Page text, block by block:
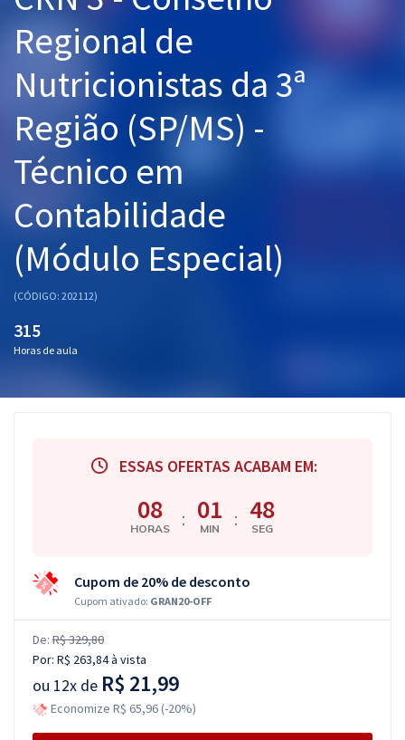
Graduação
Mentorias
Questões grátis
Conteúdo gratuito
Blog
Aprovados
Atendimento
Regional de
Nutricionistas da 3ª
Região (SP/MS) -
Técnico em
Contabilidade
(Módulo Especial)
(CÓDIGO: 202112)
315
Horas de aula
ESSAS OFERTAS ACABAM EM:
08
HORAS : 01
MIN : 47
SEG
Cupom de 20% de desconto
Cupom ativado: GRAN20-OFF
De: R$ 329,80
Por: R$ 263,84à vista
ou 12x de R$ 21,99
Economize R$ 65,96 (-20%)